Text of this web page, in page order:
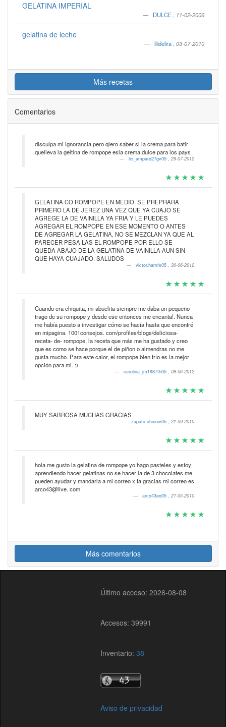
GELATINA IMPERIAL
DULCE 11-02-2006
gelatina de leche
lilidelira 03-07-2010
Más recetas
Comentarios
disculpa mi ignorancia pero qiero saber si la crema para batir
quelleva la geltina de rompope esla crema dulce para los pays
lic_amparo27gv05 , 29-07-2012
GELATINA CO ROMPOPE EN MEDIO. SE PREPRARA
PRIMERO LA DE JEREZ UNA VEZ QUE YA CUAJO SE
AGREGE LA DE VAINILLA YA FRIA Y LE PUEDES
AGREGAR EL ROMPOPE EN ESE MOMENTO O ANTES
DE AGREGAR LA GELATINA, NO SE MEZCLAN YA QUE AL
PARECER PESA LAS EL ROMPOPE POR ELLO SE
QUEDA ABAJO DE LA GELATINA DE VAINILLA AUN SIN
QUE HAYA CUAJADO. SALUDOS
victor.hamfs05 , 30-06-2012
Cuando era chiquita, mi abuelita siempre me daba un pequeño
trago de su rompope y desde ese entonces me encanta!. Nunca
me había puesto a investigar cómo se hacía hasta que encontré
en mipagina. 1001consejos. com/profiles/blogs/deliciosa-
receta- de- rompope, la receta que más me ha gustado y creo
que es como se hace porque el de piñon o almendras no me
gusta mucho. Para este calor, el rompope bien frío es la mejor
opción para mi. :)
carolina_jm1987fh05 , 08-06-2012
MUY SABROSA MUCHAS GRACIAS
zapato.chicoiv05 , 21-09-2010
hola me gusto la gelatina de rompope yo hago pasteles y estoy
aprendiendo hacer gelatinas no se hacer la de 3 chocolates me
pueden ayudar y mandarla a mi correo x fa!gracias mi correo es
arco43@live. com
arco43eo05 , 27-05-2010
Más comentarios
Último acceso: 2026-08-08
Accesos: 39991
Inventario:38
Aviso de privacidad